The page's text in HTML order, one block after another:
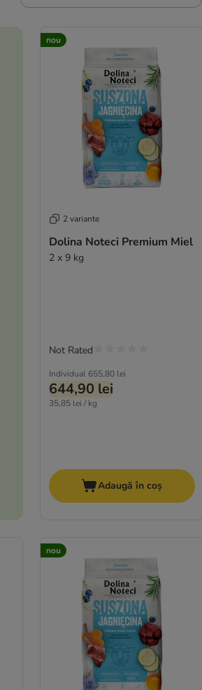
nou
2 variante
Dolina Noteci Premium Miel
2 x 9 kg
Individual 655,80 lei
644,90 lei
35,85 lei / kg
Not Rated
Adaugă în coș
nou